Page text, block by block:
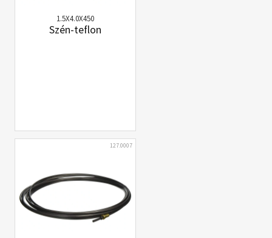
1.5X4.0X450
Szén-teflon
127.0007